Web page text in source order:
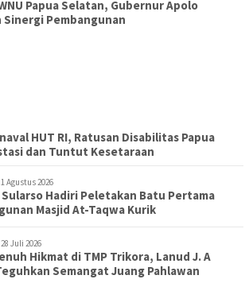
Papua Selatan, Gubernur Apolo
Pembangunan
Papua Selatan Resmi Digelar, Siapkan
HUT RI, Ratusan Disabilitas Papua
dan Tuntut Kesetaraan
1 Agustus 2026
Hadiri Peletakan Batu Pertama
Masjid At-Taqwa Kurik
28 Juli 2026
Hikmat di TMP Trikora, Lanud J. A
Semangat Juang Pahlawan